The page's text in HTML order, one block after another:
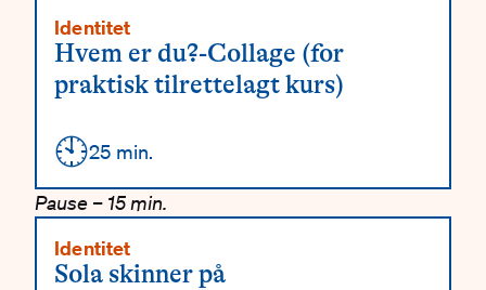
Hvem er du?-Collage (for
praktisk tilrettelagt kurs)
Identitet
Detaljer
🕙25 min.
Pause – 15 min.
Sola skinner på
Identitet